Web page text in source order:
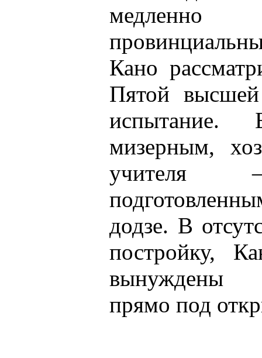
Кано
Пятой
мизерным,
учителя –
додзе. В
постройку,
вынуждены
прямо под